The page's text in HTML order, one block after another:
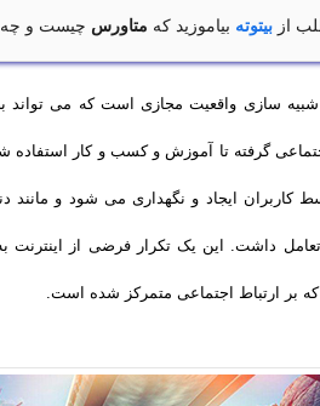
ازبیتوته بیاموزید که متاورس چیست و چه
سازی واقعیت مجازی است که می تواند
گرفته تا آموزش و کسب و کار استفاده
کاربران ایجاد و نگهداری می شود و مانند
داشت. این یک تکرار فرضی از اینترنت
بر ارتباط اجتماعی متمرکز شده است.